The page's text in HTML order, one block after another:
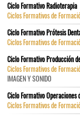
Ciclo Formativo Radioterapia
Ciclos Formativos de
Ciclo Formativo Prótesis
Ciclos Formativos de
Ciclo Formativo Producción
Ciclos Formativos de
IMAGEN Y SONIDO
Ciclo Formativo Operaciones
Ciclos Formativos de